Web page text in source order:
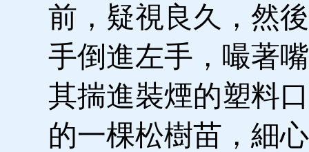
前，疑視良久，然
手倒進左手，嘬著
其揣進裝煙的塑料
的一棵松樹苗，細